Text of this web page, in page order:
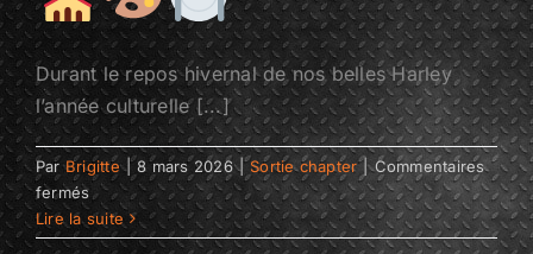
Durant le repos hivernal de nos belles Harley
l’année culturelle [...]
ParBrigitte | 8 mars 2026 | Sortie chapter | Commentaires
ferméssur
UN
DIMANCHE
Lire la suite